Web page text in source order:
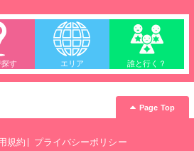
探す エリア 誰と行く？
Page Top
規約
プライバシーポリシー